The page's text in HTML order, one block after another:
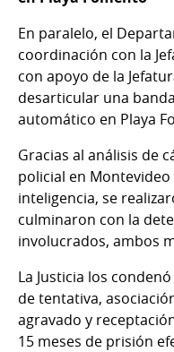
En paralelo, el
coordinación con la
con apoyo de la
desarticular una
automático en Playa
Gracias al análisis de
policial en
inteligencia, se
culminaron con la
involucrados, ambos
La Justicia los
de tentativa,
agravado y
15 meses de prisión